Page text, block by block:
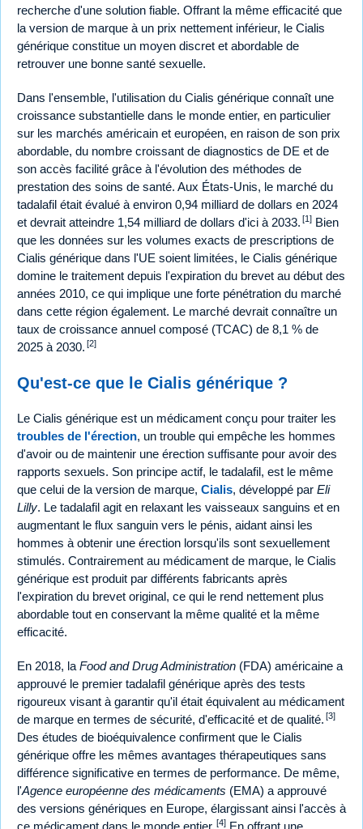
recherche d'une solution fiable. Offrant la même efficacité que
la version de marque à un prix nettement inférieur, le Cialis
générique constitue un moyen discret et abordable de
retrouver une bonne santé sexuelle.
Dans l'ensemble, l'utilisation du Cialis générique connaît une
croissance substantielle dans le monde entier, en particulier
sur les marchés américain et européen, en raison de son prix
abordable, du nombre croissant de diagnostics de DE et de
son accès facilité grâce à l'évolution des méthodes de
prestation des soins de santé. Aux États-Unis, le marché du
tadalafil était évalué à environ 0,94 milliard de dollars en 2024
et devrait atteindre 1,54 milliard de dollars d'ici à 2033. [1] Bien
que les données sur les volumes exacts de prescriptions de
Cialis générique dans l'UE soient limitées, le Cialis générique
domine le traitement depuis l'expiration du brevet au début des
années 2010, ce qui implique une forte pénétration du marché
dans cette région également. Le marché devrait connaître un
taux de croissance annuel composé (TCAC) de 8,1 % de
2025 à 2030. [2]
Qu'est-ce que le Cialis générique ?
Le Cialis générique est un médicament conçu pour traiter les
troubles de l'érection, un trouble qui empêche les hommes
d'avoir ou de maintenir une érection suffisante pour avoir des
rapports sexuels. Son principe actif, le tadalafil, est le même
que celui de la version de marque, Cialis, développé par Eli
Lilly. Le tadalafil agit en relaxant les vaisseaux sanguins et en
augmentant le flux sanguin vers le pénis, aidant ainsi les
hommes à obtenir une érection lorsqu'ils sont sexuellement
stimulés. Contrairement au médicament de marque, le Cialis
générique est produit par différents fabricants après
l'expiration du brevet original, ce qui le rend nettement plus
abordable tout en conservant la même qualité et la même
efficacité.
En 2018, la Food and Drug Administration (FDA) américaine a
approuvé le premier tadalafil générique après des tests
rigoureux visant à garantir qu'il était équivalent au médicament
de marque en termes de sécurité, d'efficacité et de qualité. [3]
Des études de bioéquivalence confirment que le Cialis
générique offre les mêmes avantages thérapeutiques sans
différence significative en termes de performance. De même,
l'Agence européenne des médicaments (EMA) a approuvé
des versions génériques en Europe, élargissant ainsi l'accès à
[4]